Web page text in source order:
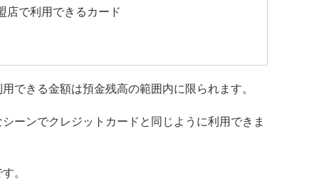
店で利用できるカード
できる金額は預金残高の範囲内に限られます。
ーンでクレジットカードと同じように利用できま
。